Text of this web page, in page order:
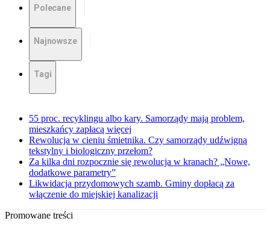
Polecane
Najnowsze
Tagi
55 proc. recyklingu albo kary. Samorządy mają problem,
mieszkańcy zapłacą więcej
Rewolucja w cieniu śmietnika. Czy samorządy udźwigną
tekstylny i biologiczny przełom?
Za kilka dni rozpocznie się rewolucja w kranach? „Nowe,
dodatkowe parametry”
Likwidacja przydomowych szamb. Gminy dopłacą za
włączenie do miejskiej kanalizacji
Promowane treści